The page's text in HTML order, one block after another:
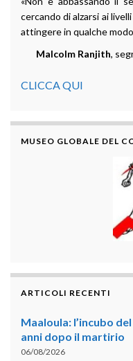
cercando di alzarsi ai
attingere in qualche
Malcolm Ranjith,
CLICCA QUI
MUSEO GLOBALE DEL
ARTICOLI RECENTI
Maaloula: l’incubo
anni dopo il martirio
06/08/2026